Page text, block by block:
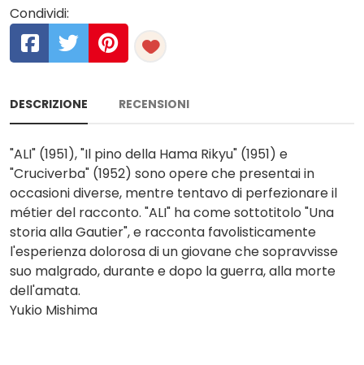
Condividi:
DESCRIZIONE RECENSIONI
"ALI" (1951), "Il pino della Hama Rikyu" (1951) e
"Cruciverba" (1952) sono opere che presentai in
occasioni diverse, mentre tentavo di perfezionare il
métier del racconto. "ALI" ha come sottotitolo "Una
storia alla Gautier", e racconta favolisticamente
l'esperienza dolorosa di un giovane che sopravvisse
suo malgrado, durante e dopo la guerra, alla morte
dell'amata.
Yukio Mishima